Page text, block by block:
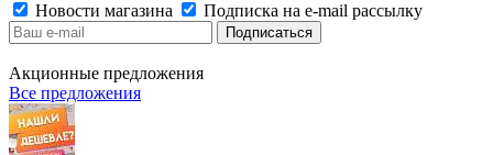
Новости магазина
Подписка на e-mail рассылку
Акционные предложения
Все предложения